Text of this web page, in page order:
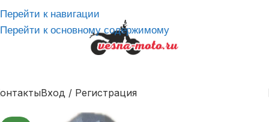
Перейти к навигации
Перейти к основному содержимому
Вход / Регистрация